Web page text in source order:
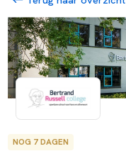
NOG 7 DAGEN